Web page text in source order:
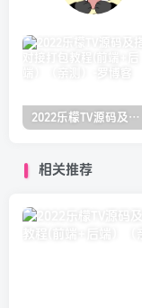
2022乐檬TV源码及搭建对接打包教程(前端+后端）（亲测）
相关推荐